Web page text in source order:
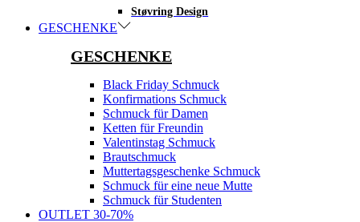
Støvring Design
GESCHENKE
GESCHENKE
Black Friday Schmuck
Konfirmations Schmuck
Schmuck für Damen
Ketten für Freundin
Valentinstag Schmuck
Brautschmuck
Muttertagsgeschenke Schmuck
Schmuck für eine neue Mutte
Schmuck für Studenten
OUTLET 30-70%